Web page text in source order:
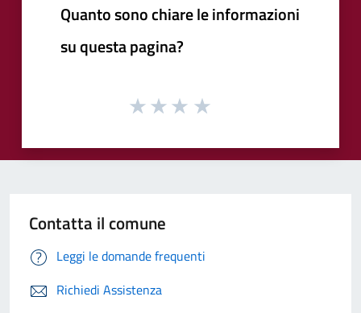
Quanto sono chiare le informazioni
su questa pagina?
Contatta il comune
Leggi le domande frequenti
Richiedi Assistenza